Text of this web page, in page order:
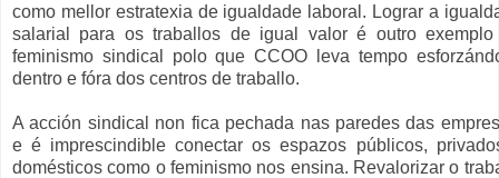
como mellor estratexia de igualdade laboral. Lograr a
salarial para os traballos de igual valor é outro
feminismo sindical polo que CCOO leva tempo
dentro e fóra dos centros de traballo.
A acción sindical non fica pechada nas paredes das
e é imprescindible conectar os espazos públicos,
domésticos como o feminismo nos ensina. Revalorizar o